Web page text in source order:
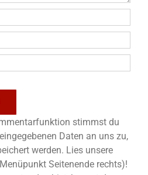
stimmst du
Daten an uns zu,
werden. Lies unsere
Seitenende rechts)!